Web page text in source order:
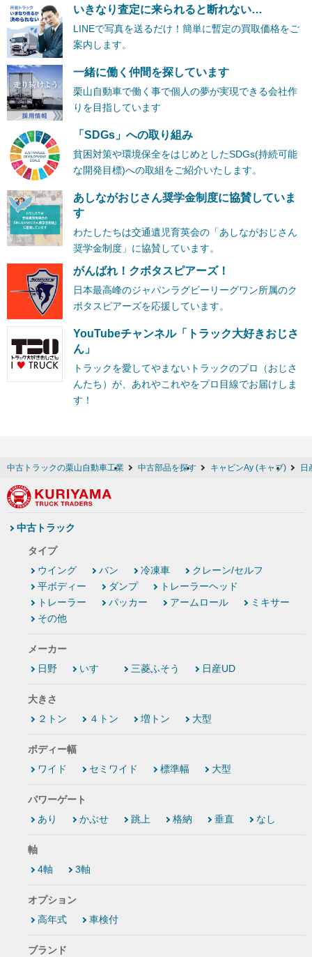
いきなり査定に来られると断れない…
LINEで写真を送るだけ！簡単に暫定の買取価格をご
案内します。
一緒に働く仲間を探しています
栗山自動車で働く事で個人の夢が実現できる会社作
りを目指しています
「SDGs」への取り組み
貧困対策や環境保全をはじめとしたSDGs(持続可能
な開発目標)への取組をご紹介いたします。
あしながおじさん奨学金制度に協賛していま
す
わたしたちは交通遺児育英会の「あしながおじさん
奨学金制度」に協賛しています。
がんばれ！クボタスピアーズ！
日本最高峰のジャパンラグビーリーグワン所属のク
ボタスピアーズを応援しています。
YouTubeチャンネル「トラック大好きおじさ
ん」
トラックを愛してやまないトラックのプロ（おじさ
んたち）が、あれやこれやをプロ目線でお届けしま
す！
中古トラックの栗山自動車工業 中古部品を探す キャビンAy (キャブ) 日
中古トラック
タイプ
ウイング
バン 冷凍車
クレーン/セルフ
平ボディー
ダンプ
トレーラーヘッド
トレーラー
パッカー アームロール
ミキサー
その他
メーカー
日野
いすゞ 三菱ふそう 日産UD
大きさ
２トン
４トン 増トン 大型
ボディー幅
ワイド
セミワイド 標準幅 大型
パワーゲート
あり
かぶせ 跳上 格納 垂直 なし
軸
4軸
3軸
オプション
高年式
車検付
ブランド